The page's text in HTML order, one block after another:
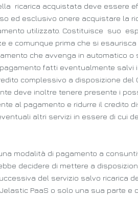
acquistata deve essere
ed esclusivo onere acquistare la
utilizzato. Costituisce suo
e comunque prima che si
che avvenga in automatico
fatti eventualmente
complessivo a disposizione
deve inoltre tenere presente i
al pagamento e ridurre il credito
altri servizi in essere di cui
modalità di pagamento a
decidere di mettere a
del servizio salvo ricarica
PaaS o solo una sua parte